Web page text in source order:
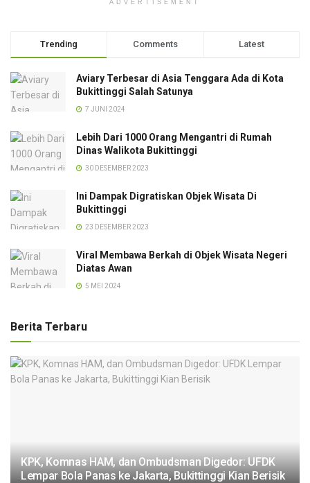
ADVERTISEMENT
Trending Comments Latest
Aviary Terbesar di Asia Tenggara Ada di Kota
Bukittinggi Salah Satunya
7 JUNI 2024
Lebih Dari 1000 Orang Mengantri di Rumah
Dinas Walikota Bukittinggi
30 DESEMBER 2023
Ini Dampak Digratiskan Objek Wisata Di
Bukittinggi
23 DESEMBER 2023
Viral Membawa Berkah di Objek Wisata Negeri
Diatas Awan
5 MEI 2024
Berita Terbaru
KPK, Komnas HAM, dan Ombudsman Digedor: UFDK
Lempar Bola Panas ke Jakarta, Bukittinggi Kian Berisik